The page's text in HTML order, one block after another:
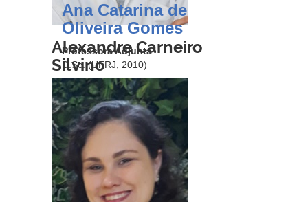
Alexandre Carneiro
Silvino
Ana Catarina de
Oliveira Gomes
Professora Adjunta
D.Sc. (UFRJ, 2010)